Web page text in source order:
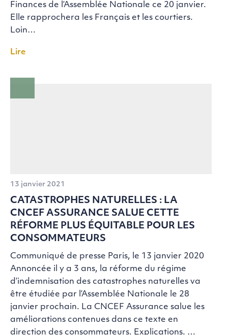
Finances de l’Assemblée Nationale ce 20 janvier.
Elle rapprochera les Français et les courtiers.
Loin…
Lire
13 janvier 2021
CATASTROPHES NATURELLES : LA
CNCEF ASSURANCE SALUE CETTE
RÉFORME PLUS ÉQUITABLE POUR LES
CONSOMMATEURS
Communiqué de presse Paris, le 13 janvier 2020
Annoncée il y a 3 ans, la réforme du régime
d’indemnisation des catastrophes naturelles va
être étudiée par l’Assemblée Nationale le 28
janvier prochain. La CNCEF Assurance salue les
améliorations contenues dans ce texte en
direction des consommateurs. Explications. …